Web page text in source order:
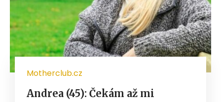
Motherclub.cz
Andrea (45): Čekám až mi